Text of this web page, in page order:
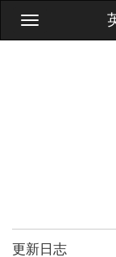
Toggle
更新日志